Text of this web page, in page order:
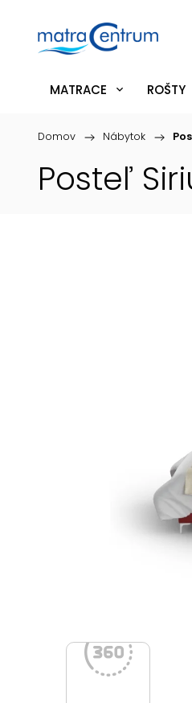
MATRACE ROŠTY
Domov / Nábytok /
Posteľ